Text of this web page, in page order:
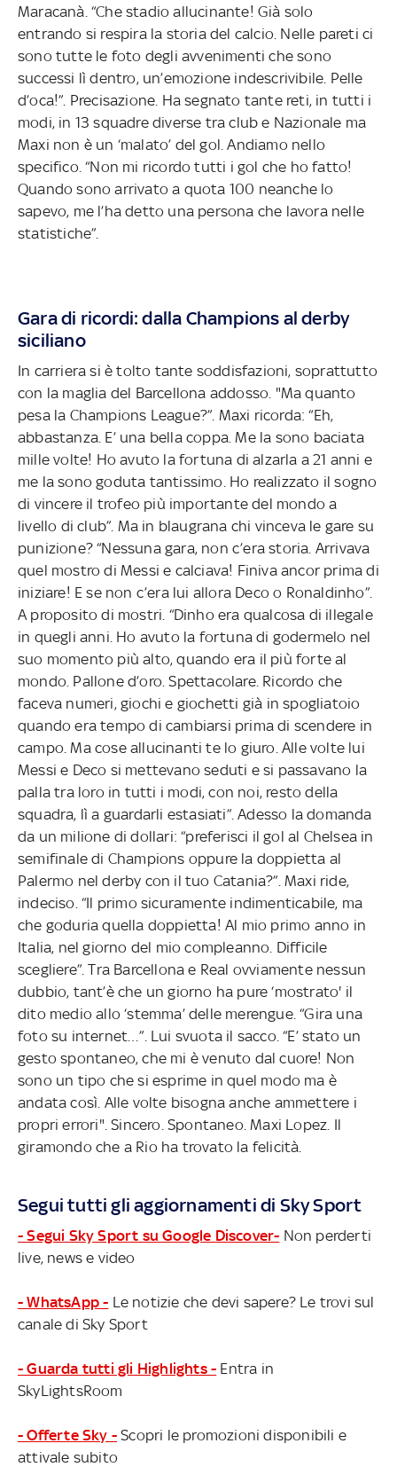
Maracanà. “Che stadio allucinante! Già solo
entrando si respira la storia del calcio. Nelle pareti ci
sono tutte le foto degli avvenimenti che sono
successi lì dentro, un’emozione indescrivibile. Pelle
d’oca!”. Precisazione. Ha segnato tante reti, in tutti i
modi, in 13 squadre diverse tra club e Nazionale ma
Maxi non è un ‘malato’ del gol. Andiamo nello
specifico. “Non mi ricordo tutti i gol che ho fatto!
Quando sono arrivato a quota 100 neanche lo
sapevo, me l’ha detto una persona che lavora nelle
statistiche”.
Gara di ricordi: dalla Champions al derby
siciliano
In carriera si è tolto tante soddisfazioni, soprattutto
con la maglia del Barcellona addosso. "Ma quanto
pesa la Champions League?”. Maxi ricorda: “Eh,
abbastanza. E’ una bella coppa. Me la sono baciata
mille volte! Ho avuto la fortuna di alzarla a 21 anni e
me la sono goduta tantissimo. Ho realizzato il sogno
di vincere il trofeo più importante del mondo a
livello di club”. Ma in blaugrana chi vinceva le gare su
punizione? “Nessuna gara, non c’era storia. Arrivava
quel mostro di Messi e calciava! Finiva ancor prima di
iniziare! E se non c’era lui allora Deco o Ronaldinho”.
A proposito di mostri. “Dinho era qualcosa di illegale
in quegli anni. Ho avuto la fortuna di godermelo nel
suo momento più alto, quando era il più forte al
mondo. Pallone d’oro. Spettacolare. Ricordo che
faceva numeri, giochi e giochetti già in spogliatoio
quando era tempo di cambiarsi prima di scendere in
campo. Ma cose allucinanti te lo giuro. Alle volte lui
Messi e Deco si mettevano seduti e si passavano la
palla tra loro in tutti i modi, con noi, resto della
squadra, lì a guardarli estasiati”. Adesso la domanda
da un milione di dollari: “preferisci il gol al Chelsea in
semifinale di Champions oppure la doppietta al
Palermo nel derby con il tuo Catania?”. Maxi ride,
indeciso. “Il primo sicuramente indimenticabile, ma
che goduria quella doppietta! Al mio primo anno in
Italia, nel giorno del mio compleanno. Difficile
scegliere”. Tra Barcellona e Real ovviamente nessun
dubbio, tant’è che un giorno ha pure ‘mostrato' il
dito medio allo ‘stemma’ delle merengue. “Gira una
foto su internet…”. Lui svuota il sacco. “E’ stato un
gesto spontaneo, che mi è venuto dal cuore! Non
sono un tipo che si esprime in quel modo ma è
andata così. Alle volte bisogna anche ammettere i
propri errori". Sincero. Spontaneo. Maxi Lopez. Il
giramondo che a Rio ha trovato la felicità.
Segui tutti gli aggiornamenti di Sky Sport
- Segui Sky Sport su Google Discover- Non perderti
live, news e video
- WhatsApp - Le notizie che devi sapere? Le trovi sul
canale di Sky Sport
- Guarda tutti gli Highlights - Entra in
SkyLightsRoom
- Offerte Sky - Scopri le promozioni disponibili e
attivale subito